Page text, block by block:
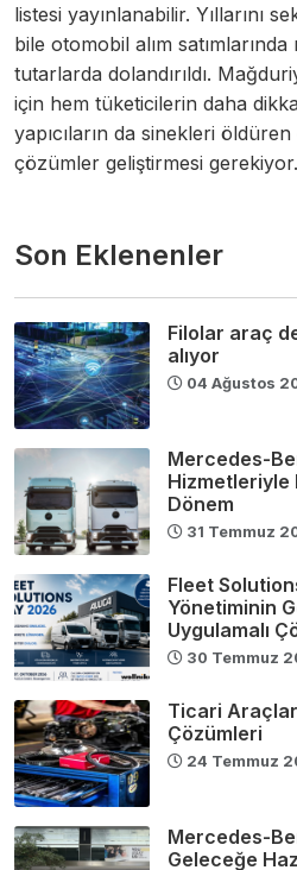
listesi yayınlanabilir. Yıllarını
bile otomobil alım
tutarlarda dolandırıldı.
için hem tüketicilerin daha
yapıcıların da sinekleri
çözümler geliştirmesi
Son Eklenenler
Filolar araç
alıyor
04 Ağustos
Mercedes-
Hizmetleriyle
Dönem
31 Temmuz
Fleet
Yönetiminin
Uygulamalı
30 Temmuz
Ticari
Çözümleri
24 Temmuz
Mercedes-
Geleceğe